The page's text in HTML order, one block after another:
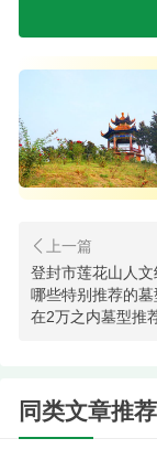
地理位置
少洛高速公路
达，交通便利
属实地考察。
园区特点
实惠的家庭来
二、环境与
种选择。
登封市莲花山人
哪些特别推荐的
在2万之内墓型推
同类文章推荐